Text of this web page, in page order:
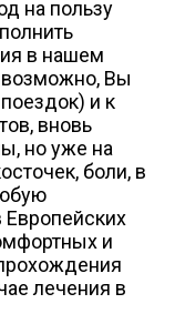
на пользу
в нашем
возможно, Вы
и к
вновь
но уже на
боли, в
и
лечения в